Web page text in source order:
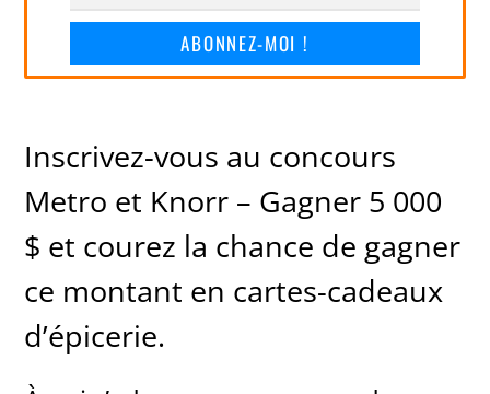
ABONNEZ-MOI !
Inscrivez-vous au concours
Metro et Knorr – Gagner 5 000
$ et courez la chance de gagner
ce montant en cartes-cadeaux
d’épicerie.